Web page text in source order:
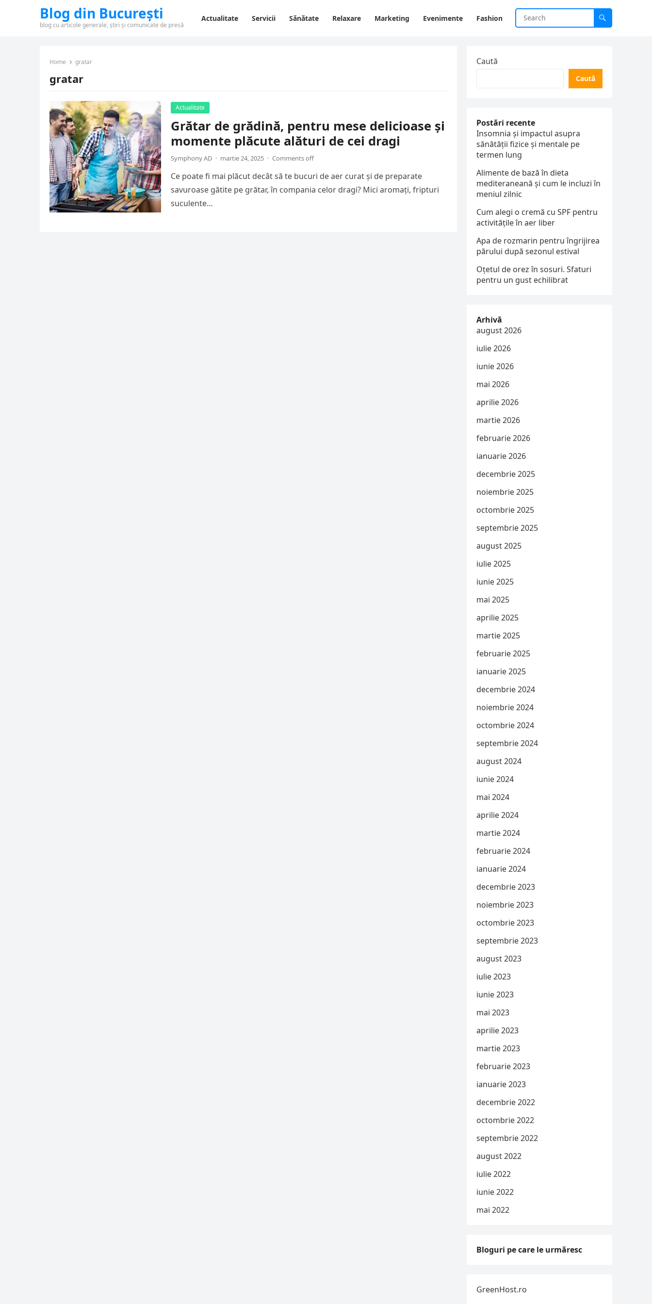
Blog din București
blog cu articole generale, știri și comunicate de presă
Actualitate Servicii Sănătate Relaxare Marketing Evenimente Fashion
Home gratar
gratar
Actualitate
Grătar de grădină, pentru mese delicioase și
momente plăcute alături de cei dragi
Symphony AD · martie 24, 2025 · Comments off
Ce poate fi mai plăcut decât să te bucuri de aer curat și de preparate
savuroase gătite pe grătar, în compania celor dragi? Mici aromați, fripturi
suculente…
Caută
Caută
Postări recente
Insomnia și impactul asupra
sănătății fizice și mentale pe
termen lung
Alimente de bază în dieta
mediteraneană și cum le incluzi în
meniul zilnic
Cum alegi o cremă cu SPF pentru
activitățile în aer liber
Apa de rozmarin pentru îngrijirea
părului după sezonul estival
Oțetul de orez în sosuri. Sfaturi
pentru un gust echilibrat
Arhivă
august 2026
iulie 2026
iunie 2026
mai 2026
aprilie 2026
martie 2026
februarie 2026
ianuarie 2026
decembrie 2025
noiembrie 2025
octombrie 2025
septembrie 2025
august 2025
iulie 2025
iunie 2025
mai 2025
aprilie 2025
martie 2025
februarie 2025
ianuarie 2025
decembrie 2024
noiembrie 2024
octombrie 2024
septembrie 2024
august 2024
iunie 2024
mai 2024
aprilie 2024
martie 2024
februarie 2024
ianuarie 2024
decembrie 2023
noiembrie 2023
octombrie 2023
septembrie 2023
august 2023
iulie 2023
iunie 2023
mai 2023
aprilie 2023
martie 2023
februarie 2023
ianuarie 2023
decembrie 2022
octombrie 2022
septembrie 2022
august 2022
iulie 2022
iunie 2022
mai 2022
Bloguri pe care le urmăresc
GreenHost.ro